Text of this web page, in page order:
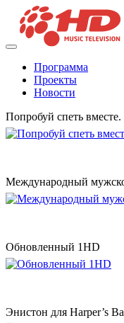
Программа
Проекты
Новости
Попробуй спеть
Международный
Обновленный 1HD
Энистон для Harper’s